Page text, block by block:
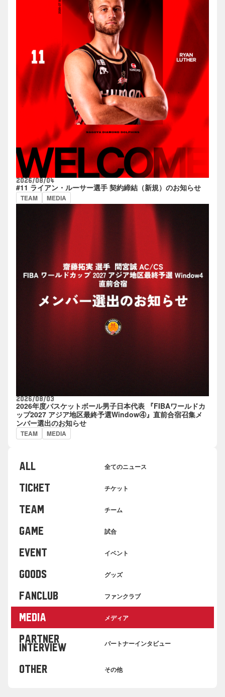
2026/08/04
#11 ライアン・ルーサー選手 契約締結（新規）のお知らせ
TEAM MEDIA
2026/08/03
2026年度バスケットボール男子日本代表 『FIBAワールドカ
ップ2027 アジア地区最終予選Window④』直前合宿召集メ
ンバー選出のお知らせ
TEAM MEDIA
ALL 全てのニュース
TICKET チケット
TEAM チーム
GAME 試合
EVENT イベント
GOODS グッズ
FANCLUB ファンクラブ
MEDIA メディア
PARTNER
INTERVIEW パートナーインタビュー
OTHER その他